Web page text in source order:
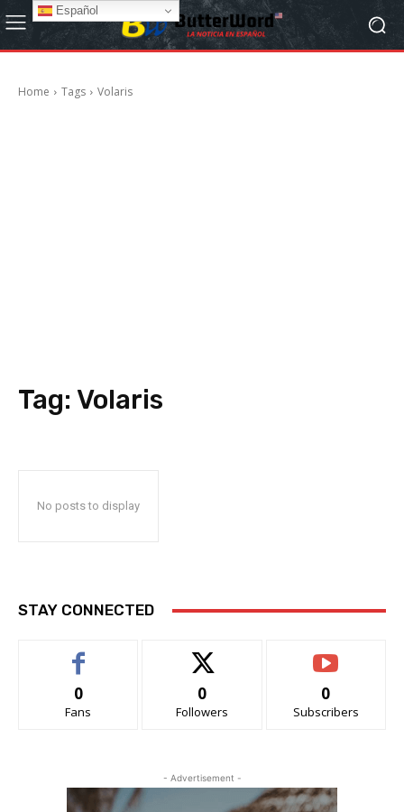
Home Tags Volaris
Tag: Volaris
No posts to display
STAY CONNECTED
0
Fans
0
Followers
0
Subscribers
- Advertisement -
Español